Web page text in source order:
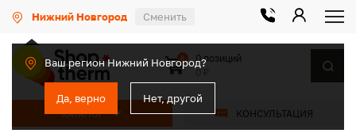
Нижний Новгород Сменить
Ваш регион Нижний Новгород?
Да, верно Нет, другой
КАТАЛОГ КОНСУЛЬТАЦИЯ
0
0 позиций